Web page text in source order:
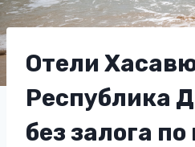
Отели
Республика
без залога по